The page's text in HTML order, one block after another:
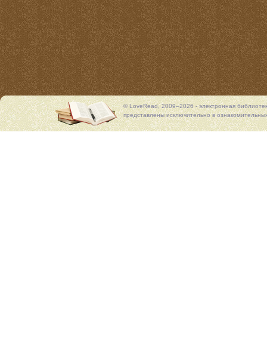
© LoveRead, 2009–2026 - электронная
представлены исключительно в